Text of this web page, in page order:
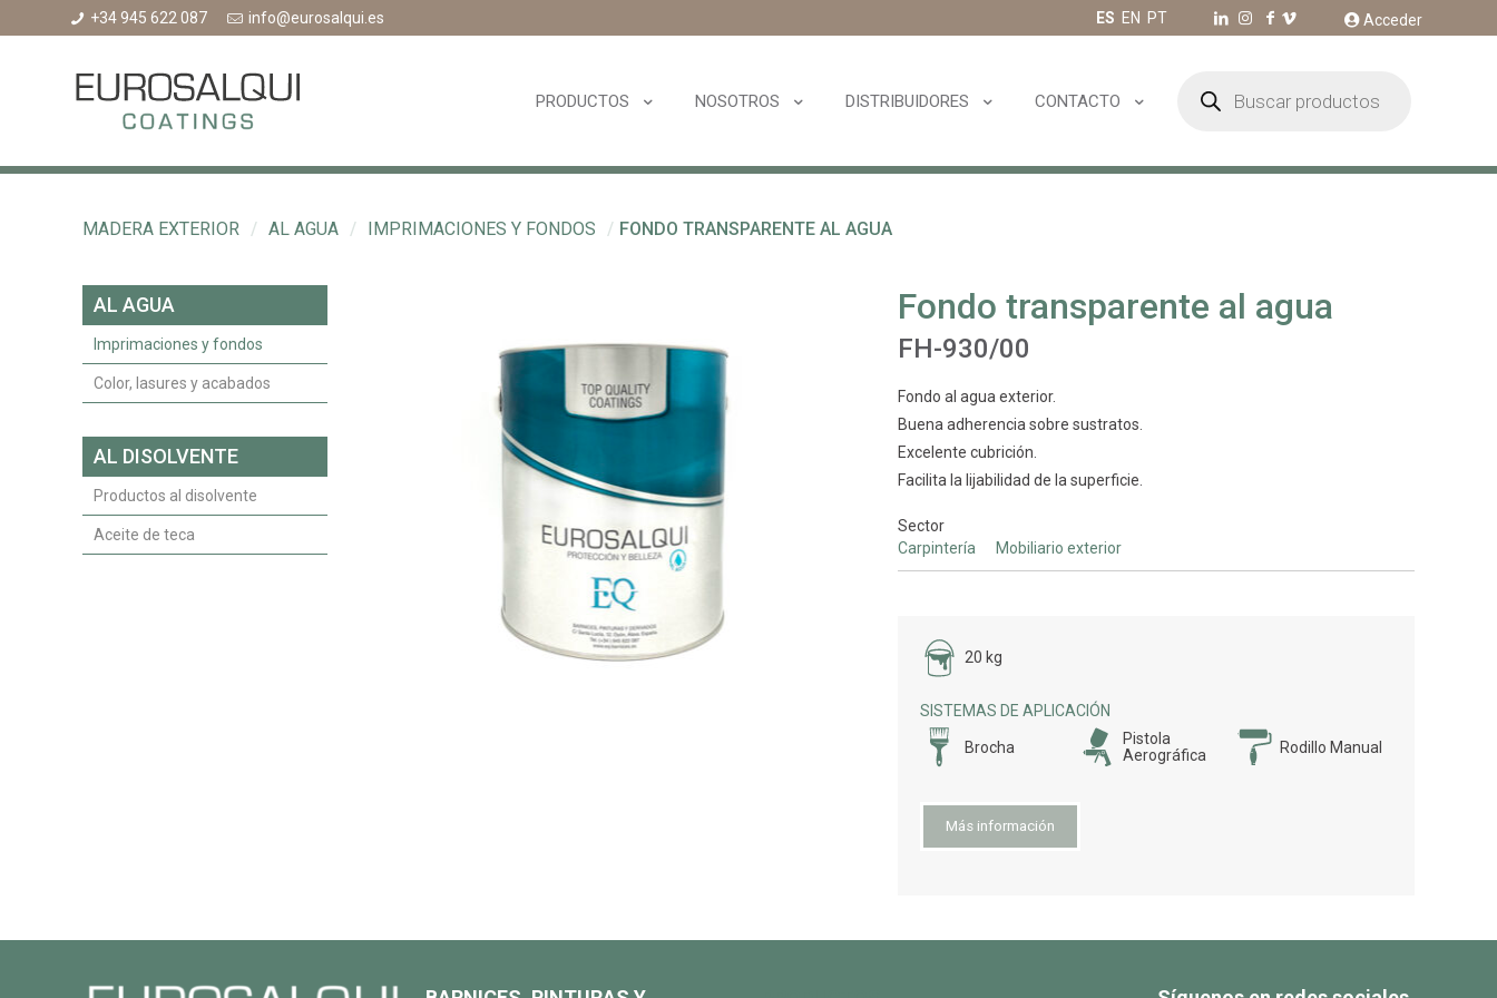
+34 945 622 087 info@eurosalqui.es ES EN PT Acceder
PRODUCTOS NOSOTROS DISTRIBUIDORES CONTACTO
productos
MADERA EXTERIOR / AL AGUA / IMPRIMACIONES Y FONDOS / FONDO TRANSPARENTE AL AGUA
AL AGUA
Imprimaciones y fondos
Color, lasures y acabados
AL DISOLVENTE
Productos al disolvente
Aceite de teca
Fondo transparente al agua
FH-930/00
Fondo al agua exterior.
Buena adherencia sobre sustratos.
Excelente cubrición.
Facilita la lijabilidad de la superficie.
Sector
Carpintería
Mobiliario exterior
20 kg
SISTEMAS DE APLICACIÓN
Brocha
Pistola
Aerográfica
Rodillo Manual
Más información